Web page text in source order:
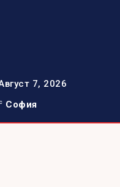
7, 2026
София